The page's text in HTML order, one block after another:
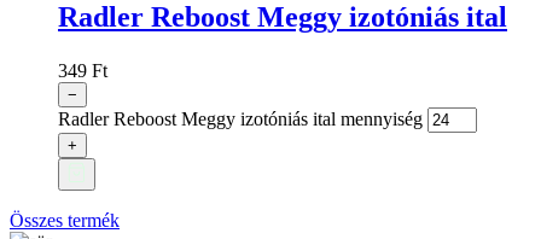
Radler Reboost Meggy izotóniás ital
349 Ft
−
Radler Reboost Meggy izotóniás ital mennyiség
+
Összes termék